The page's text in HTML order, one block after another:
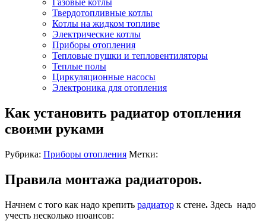
Газовые котлы
Твердотопливные котлы
Котлы на жидком топливе
Электрические котлы
Приборы отопления
Тепловые пушки и тепловентиляторы
Теплые полы
Циркуляционные насосы
Электроника для отопления
Как установить радиатор отопления
своими руками
Рубрика: Приборы отопления Метки:
Правила монтажа радиаторов.
Начнем с того как надо крепить радиатор к стене. Здесь надо
учесть несколько нюансов: